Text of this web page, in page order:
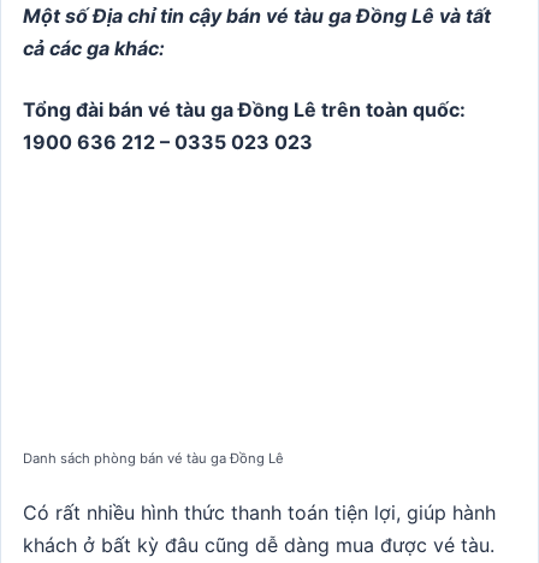
Một số Địa chỉ tin cậy bán vé tàu ga Đồng Lê và tất
cả các ga khác:
Tổng đài bán vé tàu ga Đồng Lê trên toàn quốc:
1900 636 212 – 0335 023 023
Danh sách phòng bán vé tàu ga Đồng Lê
Có rất nhiều hình thức thanh toán tiện lợi, giúp hành
khách ở bất kỳ đâu cũng dễ dàng mua được vé tàu.